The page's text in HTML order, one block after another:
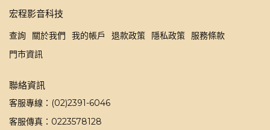
宏程影音科技
查詢 關於我們 我的帳戶 退款政策 隱私政策
服務條款
門市資訊
聯絡資訊
客服專線：(02)2391-6046
客服傳真：0223578128